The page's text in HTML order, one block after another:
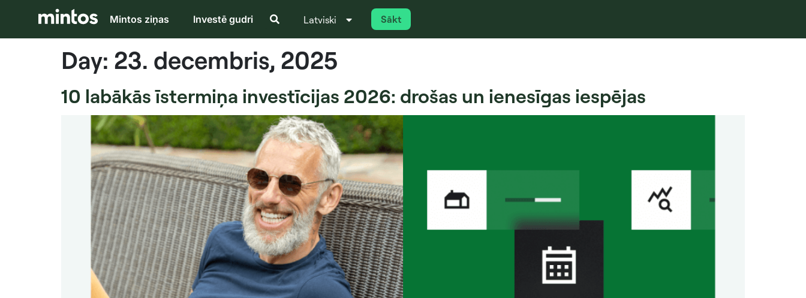
Mintos ziņas Investē gudri Latviski
Italiano Sākt
Day: 23. decembris, 2025
10 labākās īstermiņa investīcijas 2026: drošas un ienesīgas iespējas